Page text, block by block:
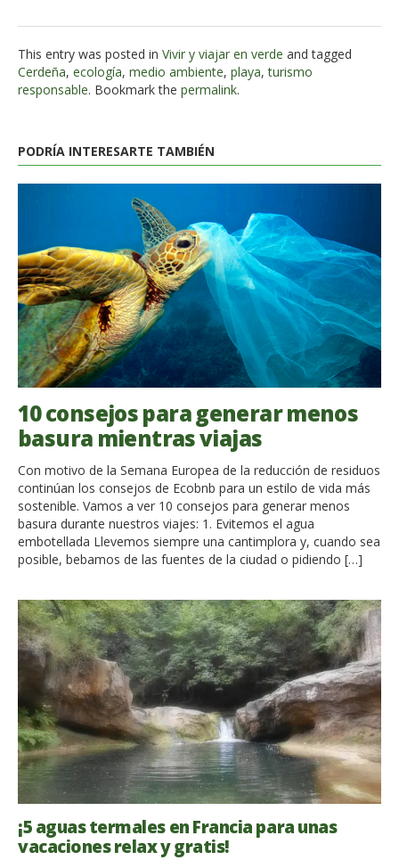
This entry was posted in Vivir y viajar en verde and tagged
Cerdeña, ecología, medio ambiente, playa,turismo
responsable. Bookmark the permalink.
PODRÍA INTERESARTE TAMBIÉN
10 consejos para generar menos
basura mientras viajas
Con motivo de la Semana Europea de la reducción de residuos
continúan los consejos de Ecobnb para un estilo de vida más
sostenible. Vamos a ver 10 consejos para generar menos
basura durante nuestros viajes: 1. Evitemos el agua
embotellada Llevemos siempre una cantimplora y, cuando sea
posible, bebamos de las fuentes de la ciudad o pidiendo […]
¡5 aguas termales en Francia para unas
vacaciones relax y gratis!